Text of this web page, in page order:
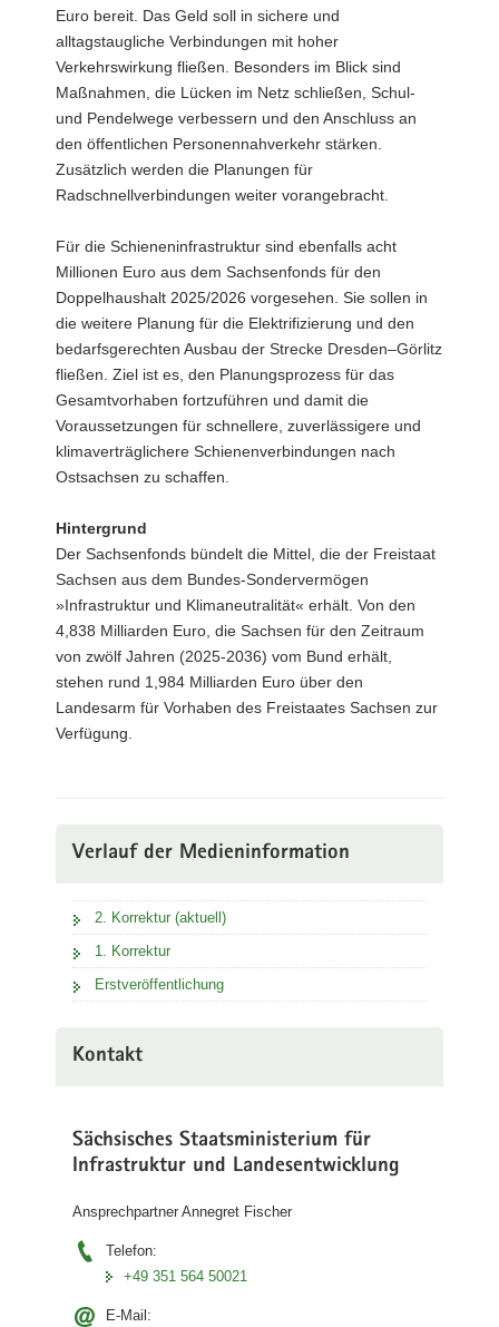
Euro bereit. Das Geld soll in sichere und
alltagstaugliche Verbindungen mit hoher
Verkehrswirkung fließen. Besonders im Blick sind
Maßnahmen, die Lücken im Netz schließen, Schul-
und Pendelwege verbessern und den Anschluss an
den öffentlichen Personennahverkehr stärken.
Zusätzlich werden die Planungen für
Radschnellverbindungen weiter vorangebracht.
Für die Schieneninfrastruktur sind ebenfalls acht
Millionen Euro aus dem Sachsenfonds für den
Doppelhaushalt 2025/2026 vorgesehen. Sie sollen in
die weitere Planung für die Elektrifizierung und den
bedarfsgerechten Ausbau der Strecke Dresden–Görlitz
fließen. Ziel ist es, den Planungsprozess für das
Gesamtvorhaben fortzuführen und damit die
Voraussetzungen für schnellere, zuverlässigere und
klimaverträglichere Schienenverbindungen nach
Ostsachsen zu schaffen.
Hintergrund
Der Sachsenfonds bündelt die Mittel, die der Freistaat
Sachsen aus dem Bundes-Sondervermögen
»Infrastruktur und Klimaneutralität« erhält. Von den
4,838 Milliarden Euro, die Sachsen für den Zeitraum
von zwölf Jahren (2025-2036) vom Bund erhält,
stehen rund 1,984 Milliarden Euro über den
Landesarm für Vorhaben des Freistaates Sachsen zur
Verfügung.
Verlauf der Medieninformation
2. Korrektur (aktuell)
1. Korrektur
Erstveröffentlichung
Kontakt
Sächsisches Staatsministerium für
Infrastruktur und Landesentwicklung
Ansprechpartner Annegret Fischer
Telefon:
+49 351 564 50021
E-Mail: